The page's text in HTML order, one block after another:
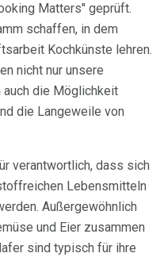
Matters" geprüft.
schaffen, in dem
Kochkünste lehren.
nicht nur unsere
auch die Möglichkeit
die Langeweile von
verantwortlich, dass sich
Lebensmitteln
Außergewöhnlich
und Eier zusammen
sind typisch für ihre